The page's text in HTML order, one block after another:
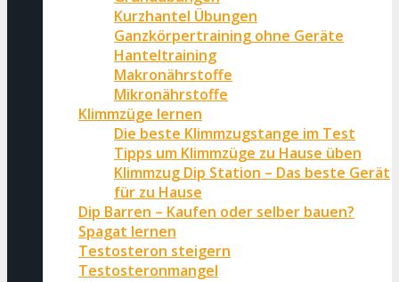
Kurzhantel Übungen
Ganzkörpertraining ohne Geräte
Hanteltraining
Makronährstoffe
Mikronährstoffe
Klimmzüge lernen
Die beste Klimmzugstange im Test
Tipps um Klimmzüge zu Hause üben
Klimmzug Dip Station – Das beste Gerät
für zu Hause
Dip Barren – Kaufen oder selber bauen?
Spagat lernen
Testosteron steigern
Testosteronmangel